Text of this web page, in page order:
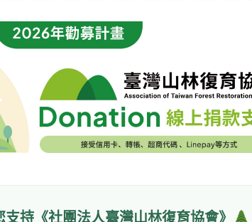
持《社團法人臺灣山林復育協會》